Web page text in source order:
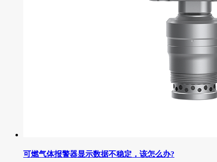
可燃气体报警器显示数据不稳定，该怎么办?